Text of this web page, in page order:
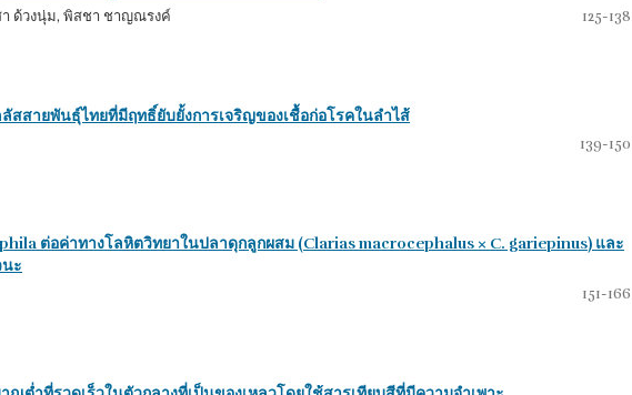
ด้วงนุ่ม, พิสชา ชาญณรงค์ 125-138
สสายพันธุ์ไทยที่มีฤทธิ์ยับยั้งการเจริญของเชื้อก่อโรคในลําไส้
139-150
ต่อค่าทางโลหิตวิทยาในปลาดุกลูกผสม (Clarias macrocephalus × C. gariepinus) และ
ะ
151-166